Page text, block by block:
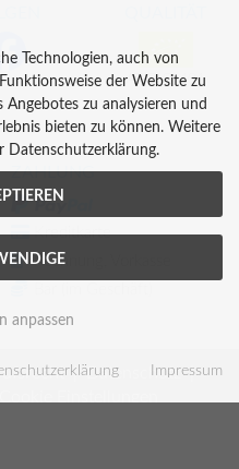
AT-BIO-401
ZAHLUNG
Kreditkarte
Rechnung, Vorkasse
Datenschutz
Technologien, auch von
der Website zu
zu analysieren und
bieten zu können. Weitere
Datenschutzerklärung.
anpassen
Impressum